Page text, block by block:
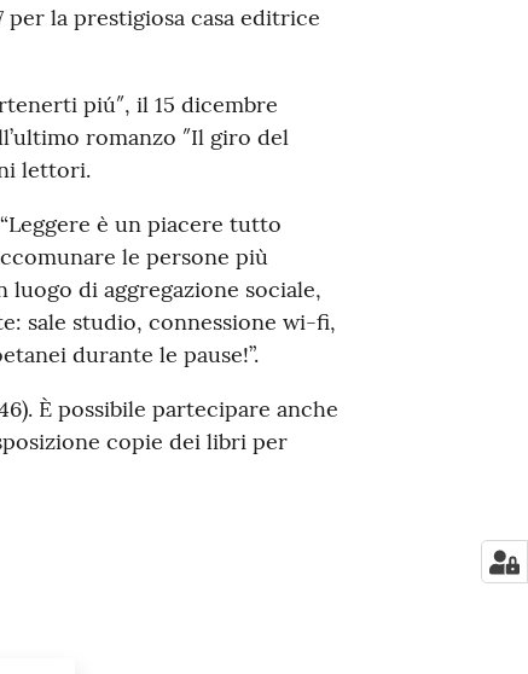
la prestigiosa casa editrice
piú″, il 15 dicembre
romanzo ″Il giro del
lettori.
è un piacere tutto
le persone più
di aggregazione sociale,
sale studio, connessione wi-fi,
durante le pause!”.
È possibile partecipare anche
copie dei libri per